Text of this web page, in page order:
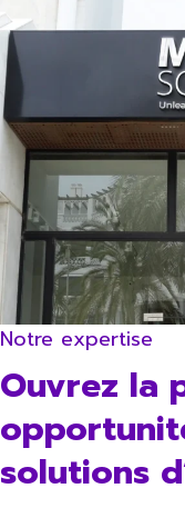
Notre expertise
Ouvrez la
solutions